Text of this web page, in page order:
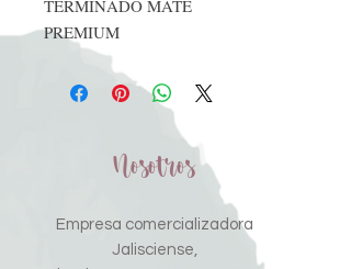
TERMINADO MATE
PREMIUM
Nosotros
Empresa comercializadora
Jalisciense,